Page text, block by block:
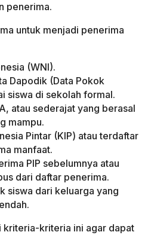
penerima.
untuk menjadi penerima
(WNI).
Dapodik (Data Pokok
siswa di sekolah formal.
atau sederajat yang berasal
mampu.
Pintar (KIP) atau terdaftar
manfaat.
PIP sebelumnya atau
dari daftar penerima.
siswa dari keluarga yang
kriteria-kriteria ini agar dapat